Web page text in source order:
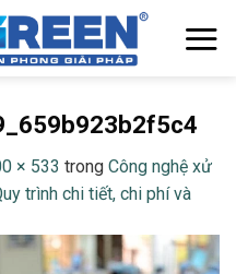
× 533 trong Công nghệ xử
trình chi tiết, chi phí và